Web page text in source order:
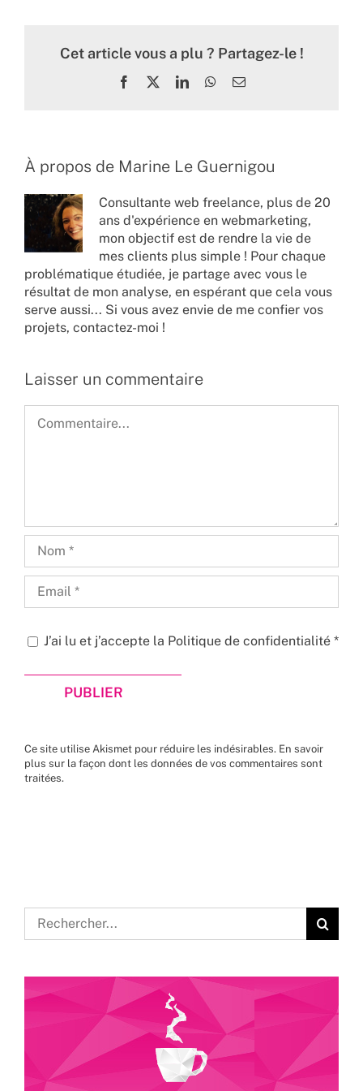
Cet article vous a plu ? Partagez-le !
Facebook LinkedInWhatsApp
Email
À propos de Marine Le Guernigou
Consultante web freelance, plus de 20
ans d'expérience en webmarketing,
mon objectif est de rendre la vie de
mes clients plus simple ! Pour chaque
problématique étudiée, je partage avec vous le
résultat de mon analyse, en espérant que cela vous
serve aussi... Si vous avez envie de me confier vos
projets, contactez-moi !
Laisser un commentaire
J’ai lu et j’accepte la Politique de confidentialité *
Ce site utilise Akismet pour réduire les indésirables. En savoir
plus sur la façon dont les données de vos commentaires sont
traitées.
Rechercher: